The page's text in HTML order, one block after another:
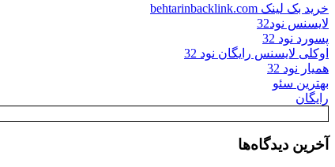
خرید بک لینک behtarinbacklink.com
لایسنس نود32
پسورد نود 32
اوکلی لایسنس رایگان نود 32
همیار نود 32
بهترین سئو
رایگان
آخرین دیدگاه‌ها